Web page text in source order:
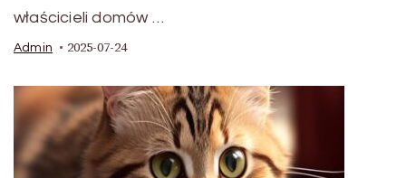
właścicieli domów …
Admin 2025-07-24